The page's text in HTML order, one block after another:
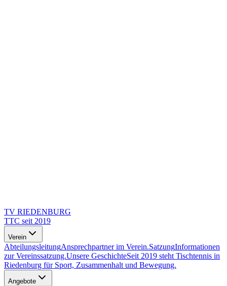
TV RIEDENBURG
TTC seit 2019
Verein
AbteilungsleitungAnsprechpartner im Verein.SatzungInformationen
zur Vereinssatzung.Unsere GeschichteSeit 2019 steht Tischtennis in
Riedenburg für Sport, Zusammenhalt und Bewegung.
Angebote